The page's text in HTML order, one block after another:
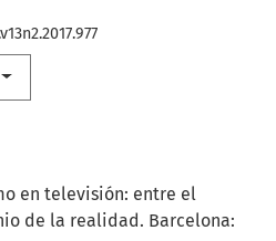
en televisión: entre el
de la realidad. Barcelona: